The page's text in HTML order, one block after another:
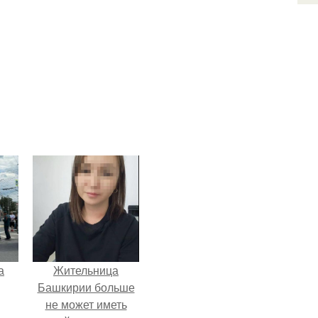
Жительница
Башкирии больше
не может иметь